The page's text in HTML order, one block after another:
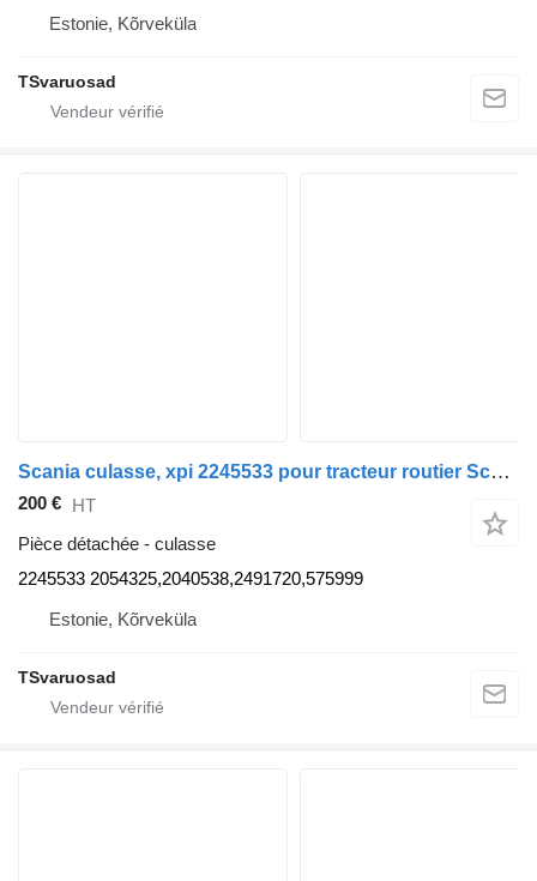
Estonie, Kõrveküla
TSvaruosad
Scania culasse, xpi 2245533 pour tracteur routier Scania G450
200 € HT
Pièce détachée - culasse
2245533 2054325,2040538,2491720,575999
Estonie, Kõrveküla
TSvaruosad